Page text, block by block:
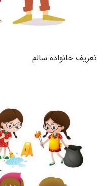
تعریف خانواده سالم